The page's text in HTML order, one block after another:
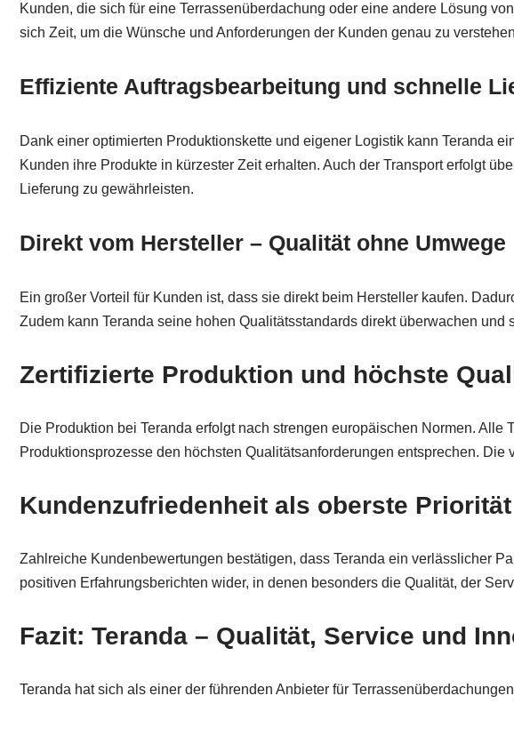
Kunden, die sich für eine Terrassenüberdachung oder eine andere Lösung
sich Zeit, um die Wünsche und Anforderungen der Kunden genau zu
Effiziente Auftragsbearbeitung und schnelle
Dank einer optimierten Produktionskette und eigener Logistik kann Teranda
Kunden ihre Produkte in kürzester Zeit erhalten. Auch der Transport erfolgt
Lieferung zu gewährleisten.
Direkt vom Hersteller – Qualität ohne Umwege
Ein großer Vorteil für Kunden ist, dass sie direkt beim Hersteller kaufen.
Zudem kann Teranda seine hohen Qualitätsstandards direkt überwachen
Zertifizierte Produktion und höchste
Die Produktion bei Teranda erfolgt nach strengen europäischen Normen.
Produktionsprozesse den höchsten Qualitätsanforderungen entsprechen.
Kundenzufriedenheit als oberste Priorität
Zahlreiche Kundenbewertungen bestätigen, dass Teranda ein verlässlicher
positiven Erfahrungsberichten wider, in denen besonders die Qualität, der
Fazit: Teranda – Qualität, Service und
Teranda hat sich als einer der führenden Anbieter für